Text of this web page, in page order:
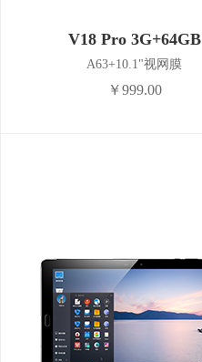
V18 Pro 3G+64GB
A63+10.1"视网膜
￥999.00